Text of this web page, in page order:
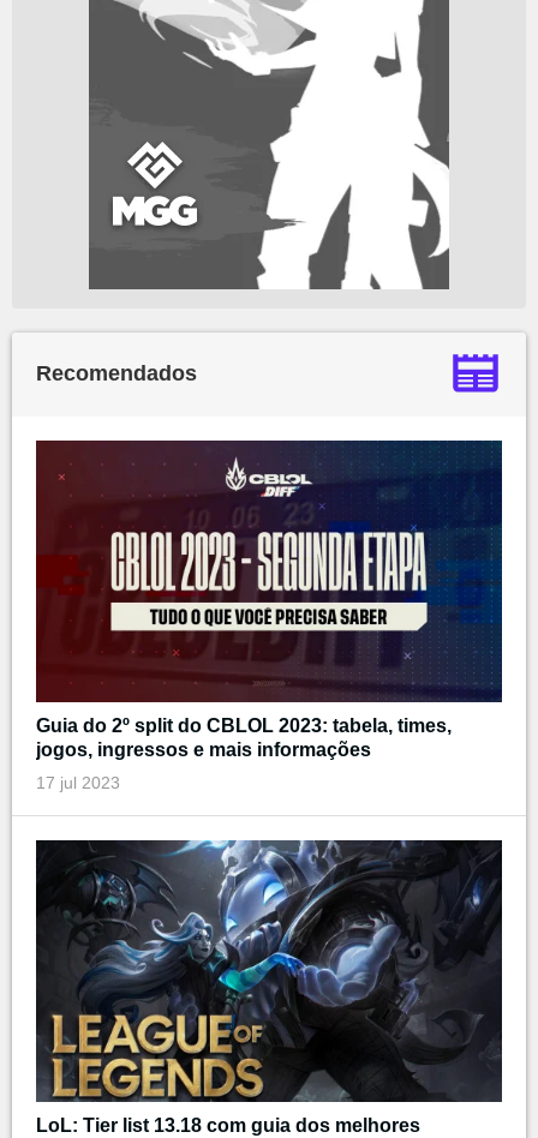
Recomendados
Guia do 2º split do CBLOL 2023: tabela, times,
jogos, ingressos e mais informações
17 jul 2023
LoL: Tier list 13.18 com guia dos melhores